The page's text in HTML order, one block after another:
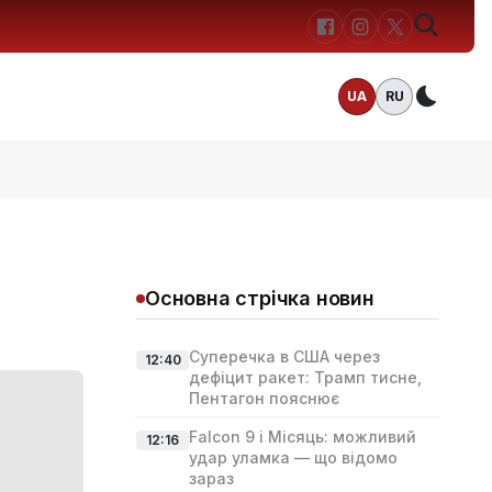
UA RU
Основна стрічка новин
12:40 Суперечка в США через
дефіцит ракет: Трамп тисне,
Пентагон пояснює
12:16
Falcon 9 і Місяць: можливий
удар уламка — що відомо
зараз